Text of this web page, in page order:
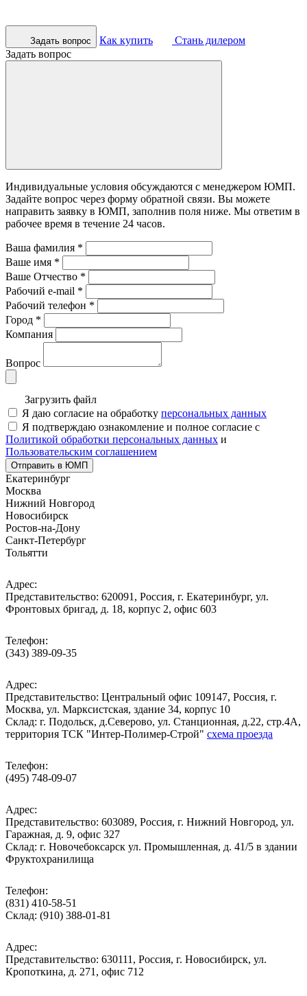
Задать вопрос Как купить
Стань дилером
Задать вопрос
Индивидуальные условия обсуждаются с менеджером ЮМП.
Задайте вопрос через форму обратной связи. Вы можете
направить заявку в ЮМП, заполнив поля ниже. Mы ответим в
рабочее время в течение 24 часов.
Ваша фамилия *
Ваше имя *
Ваше Отчество *
Рабочий e-mail *
Рабочий телефон *
Город *
Компания
Вопрос
Загрузить файл
Я даю согласие на обработку персональных данных
Я подтверждаю ознакомление и полное согласие с
Политикой обработки персональных данных и
Пользовательским соглашением
Отправить в ЮМП
Екатеринбург
Москва
Нижний Новгород
Новосибирск
Ростов-на-Дону
Санкт-Петербург
Тольятти
Адрес:
Представительство: 620091, Россия, г. Екатеринбург, ул.
Фронтовых бригад, д. 18, корпус 2, офис 603
Телефон:
(343) 389-09-35
Адрес:
Представительство: Центральный офис 109147, Россия, г.
Москва, ул. Марксистская, здание 34, корпус 10
Cклад: г. Подольск, д.Северово, ул. Станционная, д.22, стр.4А,
территория ТСК "Интер-Полимер-Строй" схема проезда
Телефон:
(495) 748-09-07
Адрес:
Представительство: 603089, Россия, г. Нижний Новгород, ул.
Гаражная, д. 9, офис 327
Склад: г. Новочебоксарск ул. Промышленная, д. 41/5 в здании
Фруктохранилища
Телефон:
(831) 410-58-51
Склад: (910) 388-01-81
Адрес:
Представительство: 630111, Россия, г. Новосибирск, ул.
Кропоткина, д. 271, офис 712